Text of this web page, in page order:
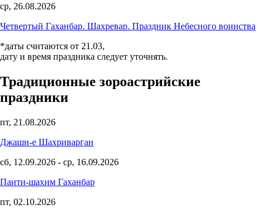
ср, 26.08.2026
Четвертый Гаханбар. Шахревар. Праздник Небесного воинства
*даты считаются от 21.03,
дату и время праздника следует уточнять.
Традиционные зороастрийские
праздники
пт, 21.08.2026
Джашн-е Шахриварган
сб, 12.09.2026 - ср, 16.09.2026
Паити-шахим Гаханбар
пт, 02.10.2026